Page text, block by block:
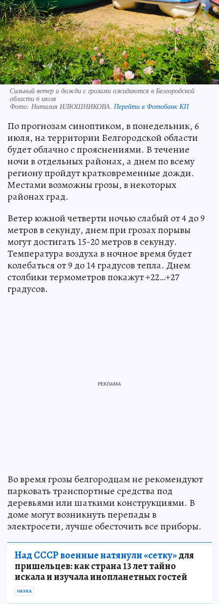
Сильный ветер и дожди с грозами ожидаются в Белгородской
области 6 июля
Фото: Наталия ИЛЮШНИКОВА. Перейти в Фотобанк КП
По прогнозам синоптиком, в понедельник, 6
июля, на территории Белгородской области
будет облачно с прояснениями. В течение
ночи в отдельных районах, а днем по всему
региону пройдут кратковременные дожди.
Местами возможны грозы, в некоторых
районах град.
Ветер южной четверти ночью слабый от 4 до 9
метров в секунду, днем при грозах порывы
могут достигать 15-20 метров в секунду.
Температура воздуха в ночное время будет
колебаться от 9 до 14 градусов тепла. Днем
столбики термометров покажут +22…+27
градусов.
Во время грозы белгородцам не рекомендуют
парковать транспортные средства под
деревьями или шаткими конструкциями. В
доме могут возникнуть перепады в
электросети, лучше обесточить все приборы.
Над СССР военные натянули «сетку»для
пришельцев: как страна 13 лет тайно
искала и изучала инопланетных гостей
НАУКА